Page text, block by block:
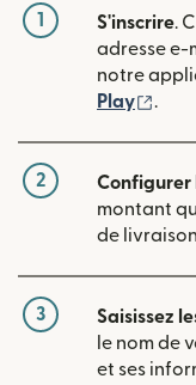
1 S'inscrire.
adresse e-
notre
Play
.
2 Configurer
montant
de
3 Saisissez
le nom de
et ses